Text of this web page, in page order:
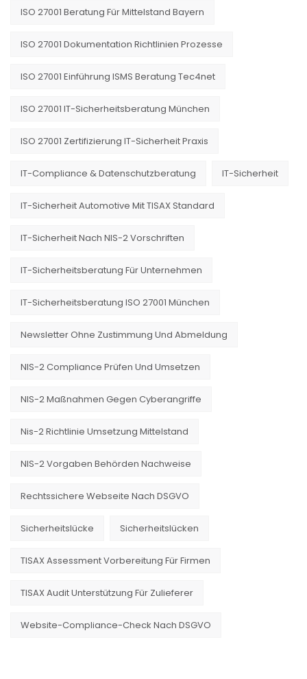
ISO 27001 Beratung Für Mittelstand Bayern
ISO 27001 Dokumentation Richtlinien Prozesse
ISO 27001 Einführung ISMS Beratung Tec4net
ISO 27001 IT-Sicherheitsberatung München
ISO 27001 Zertifizierung IT-Sicherheit Praxis
IT-Compliance & Datenschutzberatung IT-Sicherheit
IT-Sicherheit Automotive Mit TISAX Standard
IT-Sicherheit Nach NIS-2 Vorschriften
IT-Sicherheitsberatung Für Unternehmen
IT-Sicherheitsberatung ISO 27001 München
Newsletter Ohne Zustimmung Und Abmeldung
NIS-2 Compliance Prüfen Und Umsetzen
NIS-2 Maßnahmen Gegen Cyberangriffe
Nis-2 Richtlinie Umsetzung Mittelstand
NIS-2 Vorgaben Behörden Nachweise
Rechtssichere Webseite Nach DSGVO
Sicherheitslücke Sicherheitslücken
TISAX Assessment Vorbereitung Für Firmen
TISAX Audit Unterstützung Für Zulieferer
Website-Compliance-Check Nach DSGVO